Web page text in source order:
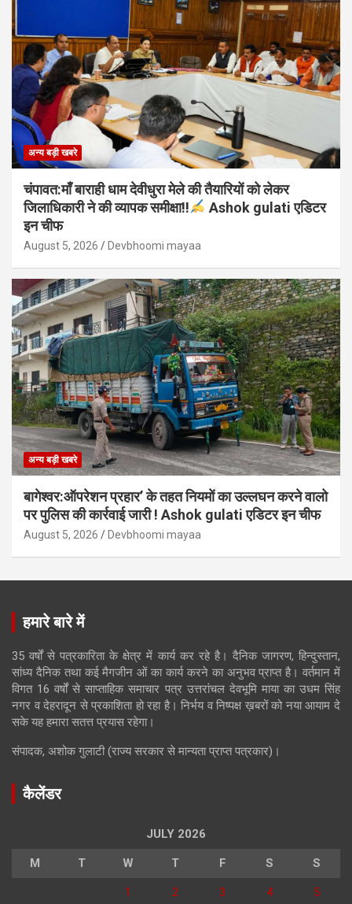
अन्य बड़ी खबरे
चंपावत:माँ बाराही धाम देवीधुरा मेले की तैयारियों को लेकर
जिलाधिकारी ने की व्यापक समीक्षा!!
Ashok gulati एडिटर
इन चीफ
August 5, 2026 Devbhoomi mayaa
अन्य बड़ी खबरे
बागेश्वर:ऑपरेशन प्रहार’ के तहत नियमों का उल्लघन करने वालो
पर पुलिस की कार्रवाई जारी ! Ashok gulati एडिटर इन चीफ
August 5, 2026 Devbhoomi mayaa
हमारे बारे में
35 वर्षों से पत्रकारिता के क्षेत्र में कार्य कर रहे है। दैनिक जागरण, हिन्दुस्तान,
सांध्य दैनिक तथा कई मैगजीन ओं का कार्य करने का अनुभव प्राप्त है। वर्तमान में
विगत 16 वर्षों से साप्ताहिक समाचार पत्र उत्तरांचल देवभूमि माया का उधम सिंह
नगर व देहरादून से प्रकाशिता हो रहा है। निर्भय व निष्पक्ष ख़बरों को नया आयाम दे
सके यह हमारा सतत्त प्रयास रहेगा।
संपादक, अशोक गुलाटी (राज्य सरकार से मान्यता प्राप्त पत्रकार)।
कैलेंडर
JULY 2026
M T W T F S S
1 2 3 4 5